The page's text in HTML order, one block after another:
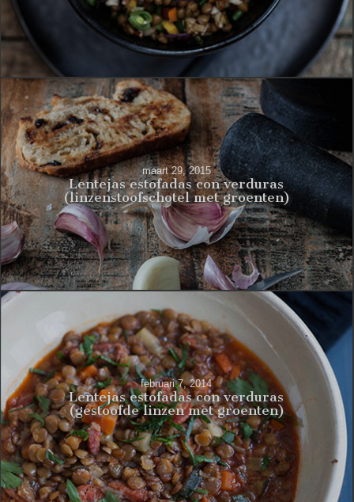
maart 29, 2015
Lentejas estofadas con verduras
(linzenstoofschotel met groenten)
februari 7, 2014
Lentejas estofadas con verduras
(gestoofde linzen met groenten)